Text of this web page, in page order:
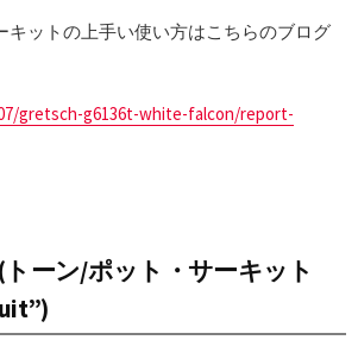
キットの上手い使い方はこちらのブログ
gretsch-g6136t-white-falcon/report-
ーン/ポット・サーキット